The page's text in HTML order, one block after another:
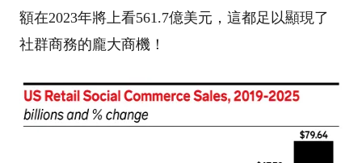
額在2023年將上看561.7億美元，這都足以顯現了
社群商務的龐大商機！